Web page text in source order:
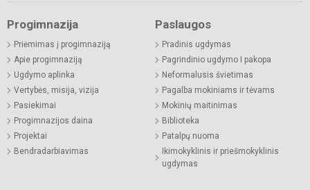
Progimnazija
Priėmimas į progimnaziją
Apie progimnaziją
Ugdymo aplinka
Vertybės, misija, vizija
Pasiekimai
Progimnazijos daina
Projektai
Bendradarbiavimas
Paslaugos
Pradinis ugdymas
Pagrindinio ugdymo I pakopa
Neformalusis švietimas
Pagalba mokiniams ir tėvams
Mokinių maitinimas
Biblioteka
Patalpų nuoma
Ikimokyklinis ir priešmokyklinis
ugdymas